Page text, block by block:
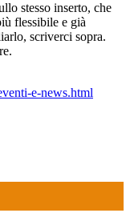
stesso inserto, che
flessibile e già
scriverci sopra.
e-news.html